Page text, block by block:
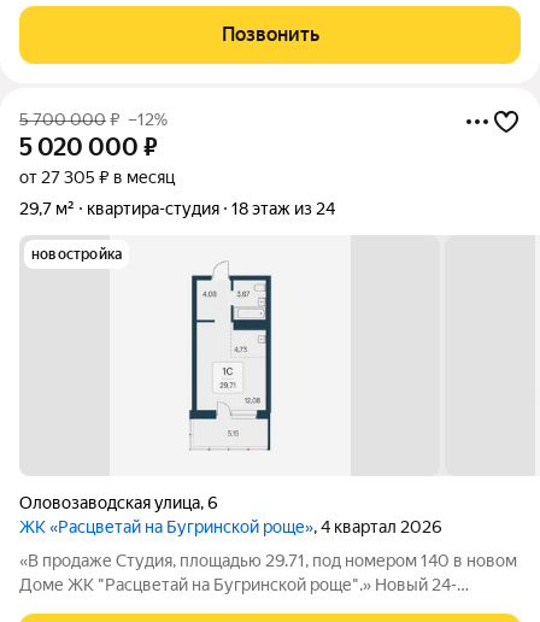
микрорайоне Бугринская роща на ул. Оловозаводской.
Вдохновляющие виды открываются на
Позвонить
5 700 000₽ –12%
5 020 000 ₽
от 27 305 ₽ в месяц
29,7 м²
квартира-студия 18 этаж из 24
новостройка
Оловозаводская улица,6
ЖК «Расцветай на Бугринской роще», 4 квартал 2026
«В продаже Студия, площадью 29.71, под номером 140 в новом
Доме ЖК "Расцветай на Бугринской роще".» Новый 24-